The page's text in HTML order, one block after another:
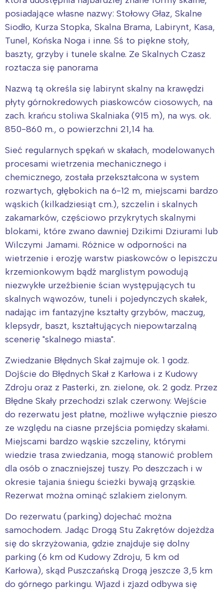
posiadające własne nazwy: Stołowy Głaz, Skalne
Siodło, Kurza Stopka, Skalna Brama, Labirynt, Kasa,
Tunel, Końska Noga i inne. Sś to piękne stoły,
baszty, grzyby i tunele skalne. Ze Skalnych Czasz
roztacza się panorama
Nazwą tą określa się labirynt skalny na krawędzi
płyty górnokredowych piaskowców ciosowych, na
zach. krańcu stoliwa Skalniaka (915 m), na wys. ok.
850-860 m., o powierzchni 21,14 ha.
Sieć regularnych spękań w skałach, modelowanych
procesami wietrzenia mechanicznego i
chemicznego, została przekształcona w system
rozwartych, głębokich na 6-12 m, miejscami bardzo
wąskich (kilkadziesiąt cm.), szczelin i skalnych
zakamarków, częściowo przykrytych skalnymi
blokami, które zwano dawniej Dzikimi Dziurami lub
Wilczymi Jamami. Różnice w odporności na
wietrzenie i erozję warstw piaskowców o lepiszczu
krzemionkowym bądź marglistym powodują
niezwykłe urzeźbienie ścian występujących tu
skalnych wąwozów, tuneli i pojedynczych skałek,
nadając im fantazyjne kształty grzybów, maczug,
klepsydr, baszt, kształtujących niepowtarzalną
scenerię "skalnego miasta".
Zwiedzanie Błędnych Skał zajmuje ok. 1 godz.
Dojście do Błędnych Skał z Karłowa i z Kudowy
Zdroju oraz z Pasterki, zn. zielone, ok. 2 godz. Przez
Błędne Skały przechodzi szlak czerwony. Wejście
do rezerwatu jest płatne, możliwe wyłącznie pieszo
ze względu na ciasne przejścia pomiędzy skałami.
Miejscami bardzo wąskie szczeliny, którymi
wiedzie trasa zwiedzania, mogą stanowić problem
dla osób o znaczniejszej tuszy. Po deszczach i w
okresie tajania śniegu ścieżki bywają grząskie.
Rezerwat można ominąć szlakiem zielonym.
Do rezerwatu (parking) dojechać można
samochodem. Jadąc Drogą Stu Zakrętów dojeżdża
się do skrzyżowania, gdzie znajduje się dolny
parking (6 km od Kudowy Zdroju, 5 km od
Karłowa), skąd Puszczańską Drogą jeszcze 3,5 km
do górnego parkingu. Wjazd i zjazd odbywa się
Interesują mnie wydarzenia z
tego regionu:
Warszawa
Łódź
Trójmiasto
Poznań
Wrocław
Śląsk
Kraków
Południe
Północ
Wszystkie
Wybieram